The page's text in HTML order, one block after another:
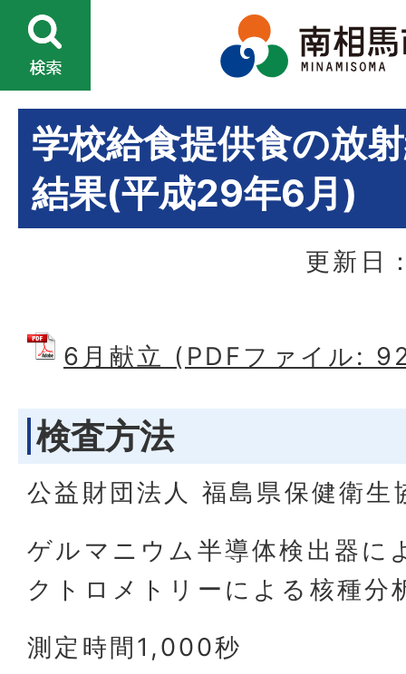
学校給食提供食の放
結果(平成29年6月)
更新日
6月献立 (PDFファイル:
検査方法
公益財団法人 福島県保健衛生
ゲルマニウム半導体検出器に
クトロメトリーによる核種分
測定時間1,000秒